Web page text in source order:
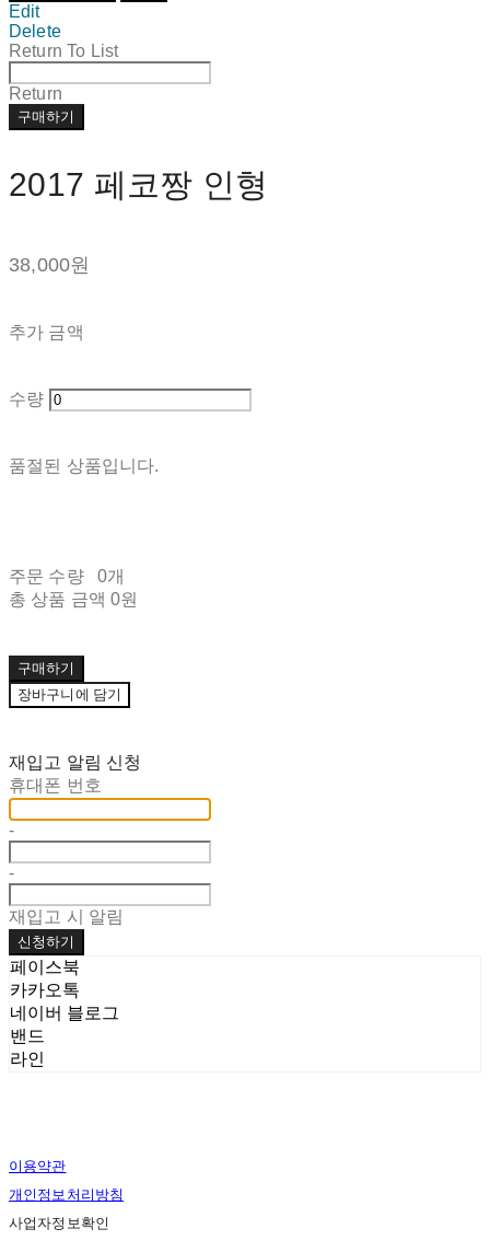
Edit
Delete
Return To List
Return
구매하기
2017 페코짱 인형
38,000원
추가 금액
수량
품절된 상품입니다.
주문 수량
0개
총 상품 금액 0원
구매하기
장바구니에 담기
재입고 알림 신청
휴대폰 번호
-
-
재입고 시 알림
신청하기
페이스북
카카오톡
네이버 블로그
밴드
라인
이용약관
개인정보처리방침
사업자정보확인